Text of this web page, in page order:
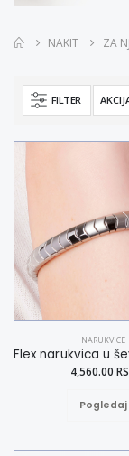
NAKIT ZA
FILTER
NARUKVICE
4,560.00
Pogledaj